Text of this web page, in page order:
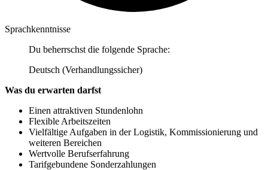
Sprachkenntnisse
Du beherrschst die folgende Sprache:
Deutsch (Verhandlungssicher)
Was du erwarten darfst
Einen attraktiven Stundenlohn
Flexible Arbeitszeiten
Vielfältige Aufgaben in der Logistik, Kommissionierung und
weiteren Bereichen
Wertvolle Berufserfahrung
Tarifgebundene Sonderzahlungen